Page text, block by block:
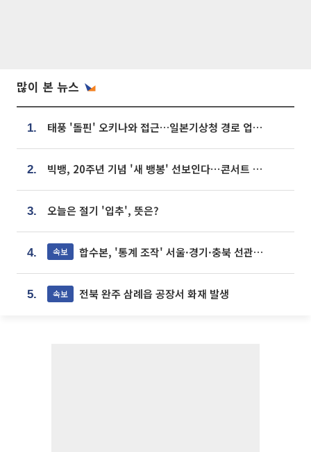
많이 본 뉴스
1. 태풍 '돌핀' 오키나와 접근…일본기상청 경로 업데이트
2. 빅뱅, 20주년 기념 '새 뱅봉' 선보인다⋯콘서트 앞두고 팝업 개최
3. 오늘은 절기 '입추', 뜻은?
4. 속보 합수본, '통계 조작' 서울·경기·충북 선관위 등 추가 압수수색
5. 속보 전북 완주 삼례읍 공장서 화재 발생